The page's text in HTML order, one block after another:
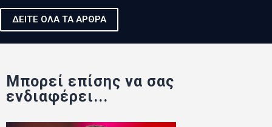
ΔΕΙΤΕ ΟΛΑ ΤΑ ΑΡΘΡΑ
Μπορεί επίσης να σας
ενδιαφέρει...